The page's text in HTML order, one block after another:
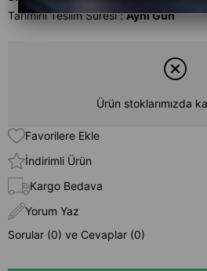
Tahmini Teslim Süresi : Aynı Gün
Ürün stoklarımızda
Favorilere Ekle
İndirimli Ürün
Kargo Bedava
Yorum Yaz
Sorular (0) ve Cevaplar (0)